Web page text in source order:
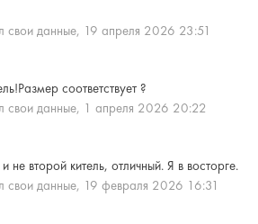
свои данные, 19 апреля 2026 23:51
соответствует ?
свои данные, 1 апреля 2026 20:22
второй китель, отличный. Я в восторге.
свои данные, 19 февраля 2026 16:31